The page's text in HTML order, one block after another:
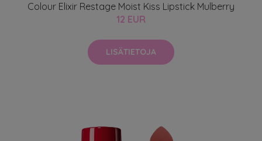
Colour Elixir Restage Moist Kiss Lipstick Mulberry
12 EUR
LISÄTIETOJA